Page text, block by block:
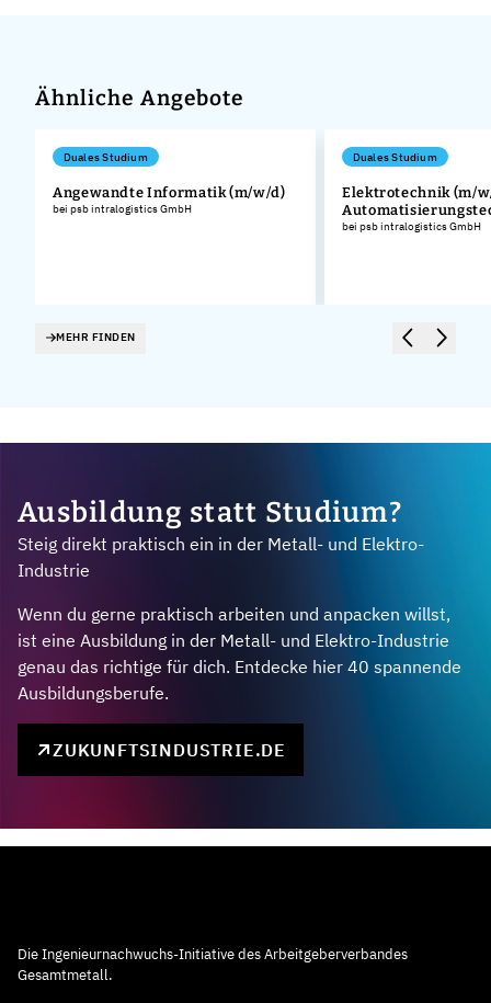
Ähnliche Angebote
Duales Studium
Angewandte Informatik (m/w/d)
bei psb intralogistics GmbH
Duales Studium
Elektrotechnik (m/
bei psb intralogistics GmbH
MEHR FINDEN
Ausbildung statt Studium?
Steig direkt praktisch ein in der Metall- und Elektro-
Industrie
Wenn du gerne praktisch arbeiten und anpacken willst,
ist eine Ausbildung in der Metall- und Elektro-Industrie
genau das richtige für dich. Entdecke hier 40 spannende
Ausbildungsberufe.
ZUKUNFTSINDUSTRIE.DE
Die Ingenieurnachwuchs-Initiative des Arbeitgeberverbandes
Gesamtmetall.